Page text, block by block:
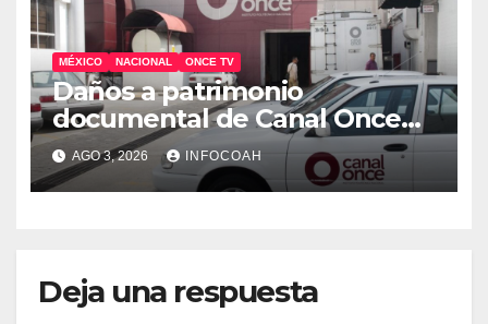
MÉXICO NACIONAL ONCE TV
Daños a patrimonio
documental de Canal Once
tras ocupación de
instalaciones
AGO 3, 2026 INFOCOAH
Deja una respuesta